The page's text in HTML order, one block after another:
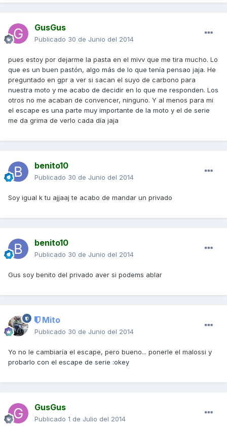
GusGus
Publicado 30 de Junio del 2014
pues estoy por dejarme la pasta en el mivv que me tira mucho. Lo
que es un buen pastón, algo más de lo que tenía pensao jaja. He
preguntado en gpr a ver si sacan el suyo de carbono para
nuestra moto y me acabo de decidir en lo que me responden. Los
otros no me acaban de convencer, ninguno. Y al menos para mi
el escape es una parte muy importante de la moto y el de serie
me da grima de verlo cada día jaja
benito10
Publicado 30 de Junio del 2014
Soy igual k tu ajjaaj te acabo de mandar un privado
benito10
Publicado 30 de Junio del 2014
Gus soy benito del privado aver si podems ablar
Mito
Publicado 30 de Junio del 2014
Yo no le cambiaría el escape, pero bueno... ponerle el malossi y
probarlo con el escape de serie :okey
GusGus
Publicado 1 de Julio del 2014